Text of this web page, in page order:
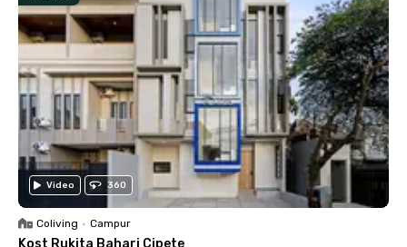
Video 360
Coliving • Campur
Kost Rukita Bahari Cipete